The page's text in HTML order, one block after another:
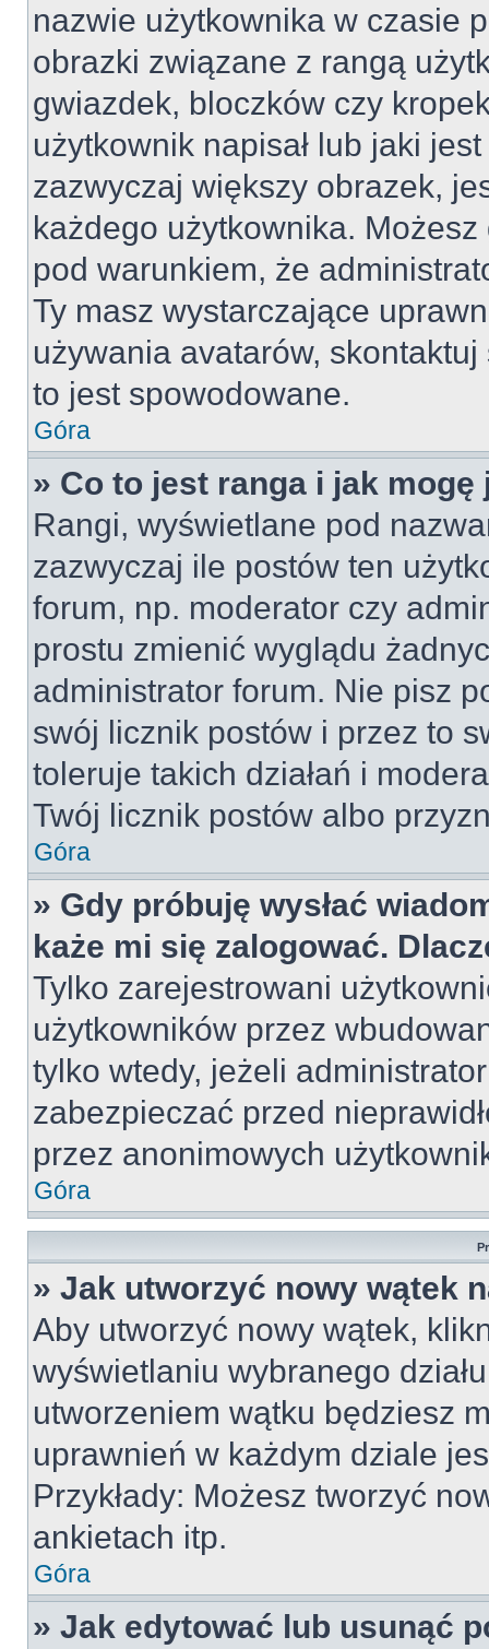
nazwie użytkownika w czasie
obrazki związane z rangą
gwiazdek, bloczków czy
użytkownik napisał lub jaki
zazwyczaj większy obrazek,
każdego użytkownika.
pod warunkiem, że
Ty masz wystarczające
używania avatarów,
to jest spowodowane.
Góra
» Co to jest ranga i jak mogę
Rangi, wyświetlane pod
zazwyczaj ile postów ten
forum, np. moderator czy
prostu zmienić wyglądu
administrator forum. Nie pisz
swój licznik postów i przez to
toleruje takich działań i
Twój licznik postów albo
Góra
» Gdy próbuję wysłać
każe mi się zalogować.
Tylko zarejestrowani
użytkowników przez
tylko wtedy, jeżeli
zabezpieczać przed
przez anonimowych
Góra
» Jak utworzyć nowy wątek
Aby utworzyć nowy wątek,
wyświetlaniu wybranego
utworzeniem wątku będziesz
uprawnień w każdym dziale
Przykłady: Możesz tworzyć
ankietach itp.
Góra
» Jak edytować lub usunąć